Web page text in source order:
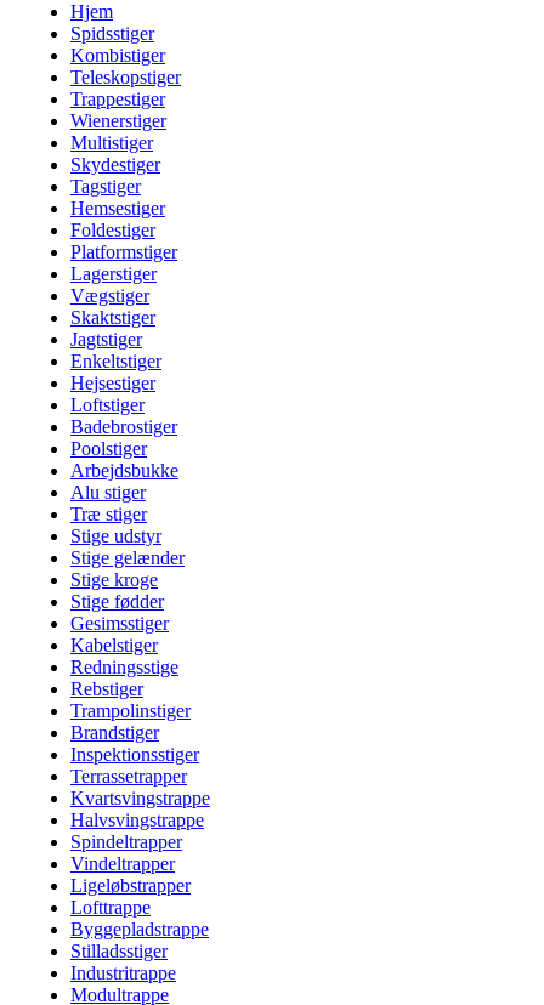
Hjem
Spidsstiger
Kombistiger
Teleskopstiger
Trappestiger
Wienerstiger
Multistiger
Skydestiger
Tagstiger
Hemsestiger
Foldestiger
Platformstiger
Lagerstiger
Vægstiger
Skaktstiger
Jagtstiger
Enkeltstiger
Hejsestiger
Loftstiger
Badebrostiger
Poolstiger
Arbejdsbukke
Alu stiger
Træ stiger
Stige udstyr
Stige gelænder
Stige kroge
Stige fødder
Gesimsstiger
Kabelstiger
Redningsstige
Rebstiger
Trampolinstiger
Brandstiger
Inspektionsstiger
Terrassetrapper
Kvartsvingstrappe
Halvsvingstrappe
Spindeltrapper
Vindeltrapper
Ligeløbstrapper
Lofttrappe
Byggepladstrappe
Stilladsstiger
Industritrappe
Modultrappe